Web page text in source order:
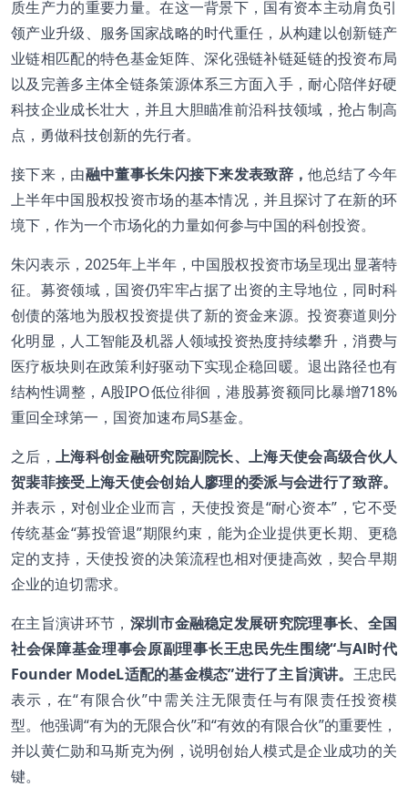
质生产力的重要力量。在这一背景下，国有资本主动肩负引
领产业升级、服务国家战略的时代重任，从构建以创新链产
业链相匹配的特色基金矩阵、深化强链补链延链的投资布局
以及完善多主体全链条策源体系三方面入手，耐心陪伴好硬
科技企业成长壮大，并且大胆瞄准前沿科技领域，抢占制高
点，勇做科技创新的先行者。
接下来，由融中董事长朱闪接下来发表致辞，他总结了今年
上半年中国股权投资市场的基本情况，并且探讨了在新的环
境下，作为一个市场化的力量如何参与中国的科创投资。
朱闪表示，2025年上半年，中国股权投资市场呈现出显著特
征。募资领域，国资仍牢牢占据了出资的主导地位，同时科
创债的落地为股权投资提供了新的资金来源。投资赛道则分
化明显，人工智能及机器人领域投资热度持续攀升，消费与
医疗板块则在政策利好驱动下实现企稳回暖。退出路径也有
结构性调整，A股IPO低位徘徊，港股募资额同比暴增718%
重回全球第一，国资加速布局S基金。
之后， 上海科创金融研究院副院长、上海天使会高级合伙人
贺裴菲接受上海天使会创始人廖理的委派与会进行了致辞。
并表示，对创业企业而言，天使投资是“耐心资本”，它不受
传统基金“募投管退”期限约束，能为企业提供更长期、更稳
定的支持，天使投资的决策流程也相对便捷高效，契合早期
企业的迫切需求。
在主旨演讲环节， 深圳市金融稳定发展研究院理事长、全国
社会保障基金理事会原副理事长王忠民先生围绕“与Al时代
Founder ModeL适配的基金模态”进行了主旨演讲。 王忠民
表示，在“有限合伙”中需关注无限责任与有限责任投资模
型。他强调“有为的无限合伙”和“有效的有限合伙”的重要性，
并以黄仁勋和马斯克为例，说明创始人模式是企业成功的关
键。